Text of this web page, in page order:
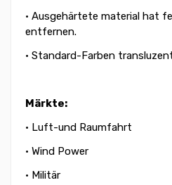
• Ausgehärtete material hat
entfernen.
• Standard-Farben
Märkte:
• Luft-und Raumfahrt
• Wind Power
• Militär